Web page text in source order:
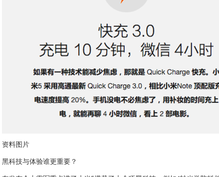
资料图片
黑科技与体验谁更重要？